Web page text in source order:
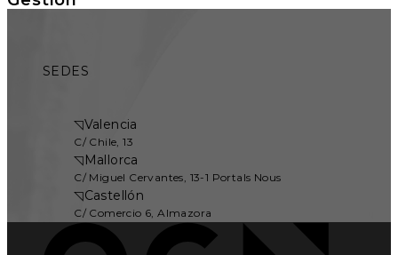
SEDES
◹Valencia
C/ Chile, 13
◹Mallorca
C/ Miguel Cervantes, 13-1 Portals Nous
◹Castellón
C/ Comercio 6, Almazora